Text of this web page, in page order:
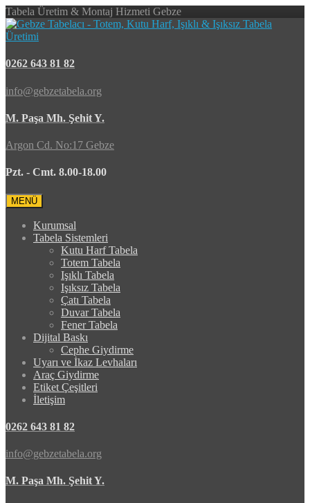
Tabela Üretim & Montaj Hizmeti Gebze
0262 643 81 82
info@gebzetabela.org
M. Paşa Mh. Şehit Y.
Argon Cd. No:17 Gebze
Pzt. - Cmt. 8.00-18.00
MENÜ
Kurumsal
Tabela Sistemleri
Kutu Harf Tabela
Totem Tabela
Işıklı Tabela
Işıksız Tabela
Çatı Tabela
Duvar Tabela
Fener Tabela
Dijital Baskı
Cephe Giydirme
Uyarı ve İkaz Levhaları
Araç Giydirme
Etiket Çeşitleri
İletişim
0262 643 81 82
info@gebzetabela.org
M. Paşa Mh. Şehit Y.